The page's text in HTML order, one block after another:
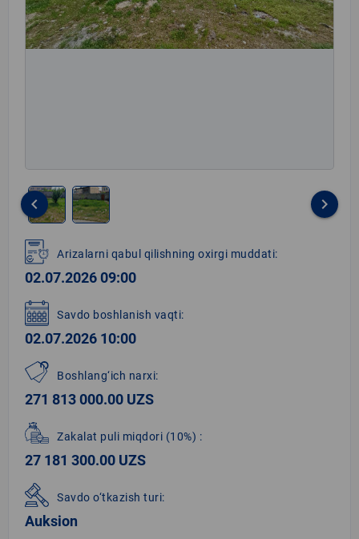
1
of
2
keyboard_arrow_left keyboard_arrow_right
Arizalarni qabul qilishning oxirgi muddati:
02.07.2026 09:00
Savdo boshlanish vaqti:
02.07.2026 10:00
Boshlang‘ich narxi:
271 813 000.00 UZS
Zakalat puli miqdori (10%) :
27 181 300.00 UZS
Savdo o‘tkazish turi:
Auksion